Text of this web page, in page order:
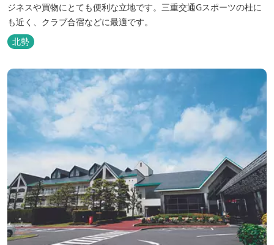
ジネスや買物にとても便利な立地です。三重交通Gスポーツの杜に
も近く、クラブ合宿などに最適です。
北勢